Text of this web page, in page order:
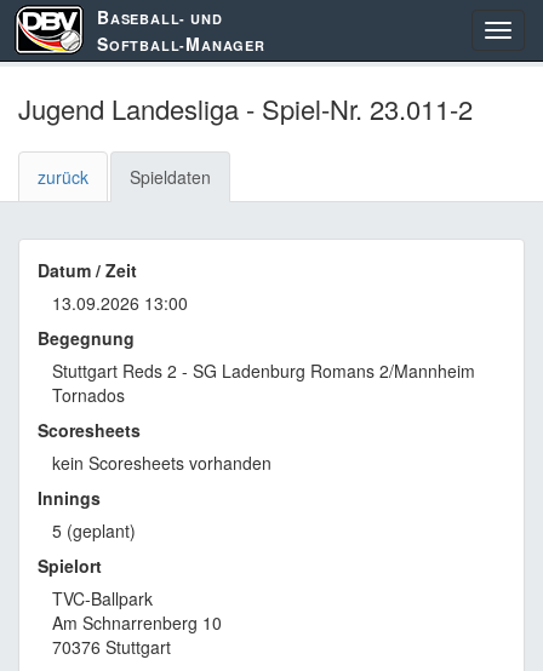
BASEBALL- UND
SOFTBALL-MANAGER
Jugend Landesliga - Spiel-Nr. 23.011-2
zurück Spieldaten
Datum / Zeit
13.09.2026 13:00
Begegnung
Stuttgart Reds 2 - SG Ladenburg Romans 2/Mannheim
Tornados
Scoresheets
kein Scoresheets vorhanden
Innings
5 (geplant)
Spielort
TVC-Ballpark
Am Schnarrenberg 10
70376 Stuttgart